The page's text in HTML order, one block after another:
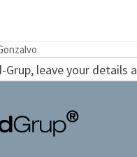
leave your details